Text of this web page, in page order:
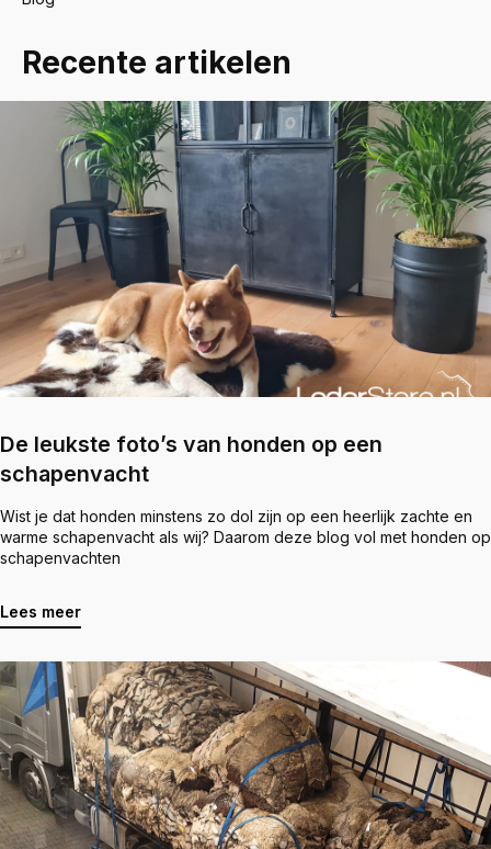
Recente artikelen
De leukste foto’s van honden op een
schapenvacht
Wist je dat honden minstens zo dol zijn op een heerlijk zachte en
warme schapenvacht als wij? Daarom deze blog vol met honden op
schapenvachten
Lees meer